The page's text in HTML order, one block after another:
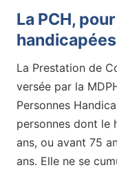
La PCH,
handicapées
La Prestation de
versée par la
Personnes
personnes dont le
ans, ou avant 75
ans. Elle ne se